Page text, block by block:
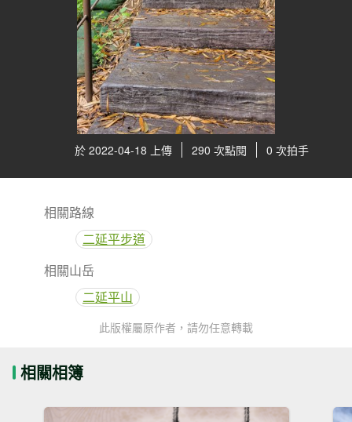
於 2022-04-18 上傳 290 次點閱 0 次拍手
相關路線
二延平步道
相關山岳
二延平山
此版權屬原作者，請勿任意轉載
相關相簿